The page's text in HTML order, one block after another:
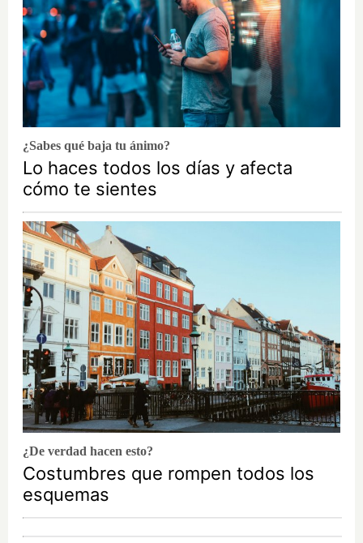
¿Sabes qué baja tu ánimo?
Lo haces todos los días y afecta
cómo te sientes
¿De verdad hacen esto?
Costumbres que rompen todos los
esquemas